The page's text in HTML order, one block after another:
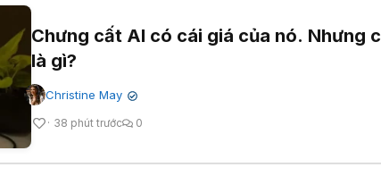
Chưng cất AI có cái giá của nó. Nhưng
là gì?
Christine May ✔
38 phút trước 0